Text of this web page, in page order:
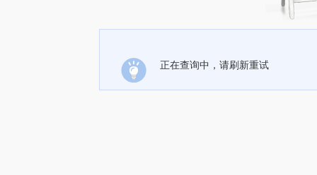
正在查询中，请刷新重试